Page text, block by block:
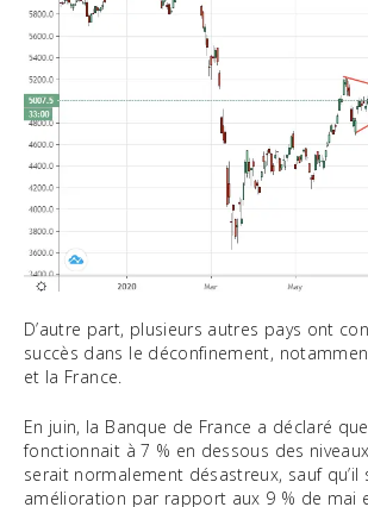
D’autre part, plusieurs autres pays ont
succès dans le déconfinement,
et la France.
En juin, la Banque de France a déclaré
fonctionnait à 7 % en dessous des
serait normalement désastreux, sauf qu’il
amélioration par rapport aux 9 % de mai